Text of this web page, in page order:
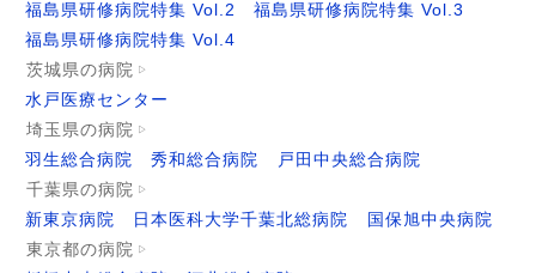
福島県研修病院特集 Vol.2
福島県研修病院特集 Vol.3
福島県研修病院特集 Vol.4
茨城県の病院
水戸医療センター
埼玉県の病院
羽生総合病院
秀和総合病院
戸田中央総合病院
千葉県の病院
新東京病院
日本医科大学千葉北総病院
国保旭中央病院
東京都の病院